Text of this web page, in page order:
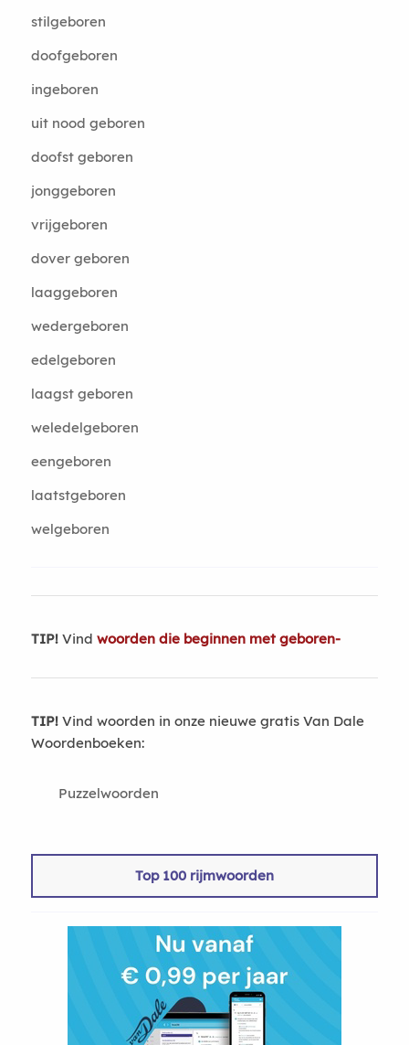
stilgeboren
doofgeboren
ingeboren
uit nood geboren
doofst geboren
jonggeboren
vrijgeboren
dover geboren
laaggeboren
wedergeboren
edelgeboren
laagst geboren
weledelgeboren
eengeboren
laatstgeboren
welgeboren
TIP!Vind woorden die beginnen met geboren-
TIP!Vind woorden in onze nieuwe gratis Van Dale
Woordenboeken:
Puzzelwoorden
Top 100 rijmwoorden